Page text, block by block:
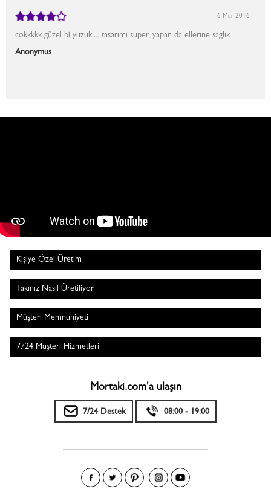
cokkkkk güzel bi yuzuk.... tasarımı super, yapan da ellerıne saglık
Anonymus
6 Mar 2016
Kişiye Özel Üretim
Takınız Nasıl Üretiliyor
Müşteri Memnuniyeti
7/24 Müşteri Hizmetleri
Mortaki.com'a ulaşın
7/24 Destek 08:00 - 19:00